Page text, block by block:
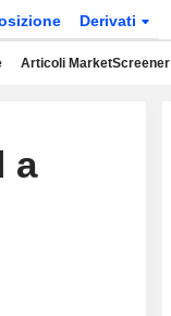
Derivati
Articoli MarketScreener
a